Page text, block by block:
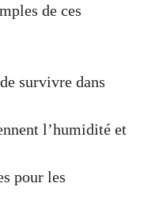
de ces
survivre dans
l’humidité et
pour les